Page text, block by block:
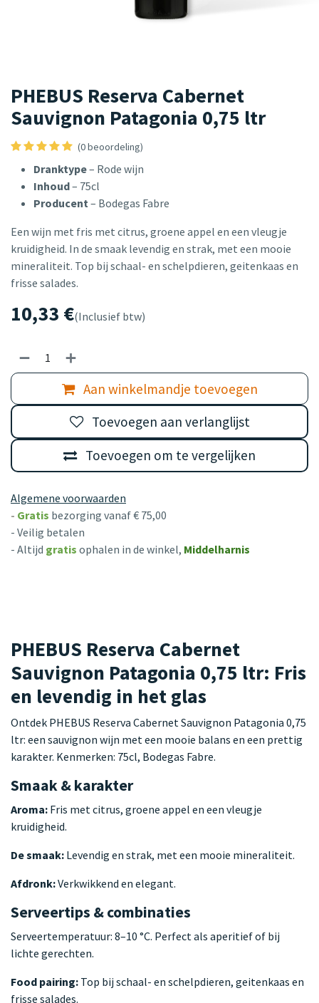
PHEBUS Reserva Cabernet
Sauvignon Patagonia 0,75 ltr
(0 beoordeling)
Dranktype– Rode wijn
Inhoud– 75cl
Producent– Bodegas Fabre
Een wijn met fris met citrus, groene appel en een vleugje
kruidigheid. In de smaak levendig en strak, met een mooie
mineraliteit. Top bij schaal- en schelpdieren, geitenkaas en
frisse salades.
10,33 €(Inclusief btw)
Aan winkelmandje toevoegen
Toevoegen om te vergelijken
Toevoegen aan verlanglijst
Algemene voorwaarden
- Gratis bezorging vanaf € 75,00
- Veilig betalen
- Altijd gratis ophalen in de winkel, Middelharnis
PHEBUS Reserva Cabernet
Sauvignon Patagonia 0,75 ltr: Fris
en levendig in het glas
Ontdek PHEBUS Reserva Cabernet Sauvignon Patagonia 0,75
ltr: een sauvignon wijn met een mooie balans en een prettig
karakter. Kenmerken: 75cl, Bodegas Fabre.
Smaak & karakter
Aroma: Fris met citrus, groene appel en een vleugje
kruidigheid.
De smaak: Levendig en strak, met een mooie mineraliteit.
Afdronk:Verkwikkend en elegant.
Serveertips & combinaties
Serveertemperatuur: 8–10 °C. Perfect als aperitief of bij
lichte gerechten.
Food pairing: Top bij schaal- en schelpdieren, geitenkaas en
frisse salades.